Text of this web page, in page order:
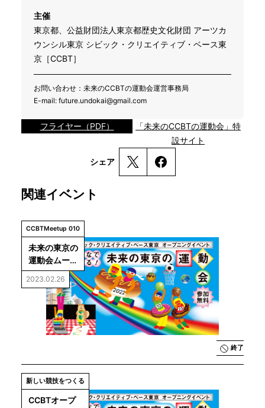
主催
東京都、公益財団法人東京都歴史文化財団 アーツカ
ウンシル東京 シビック・クリエイティブ・ベース東
京［CCBT］
お問い合わせ：未来のCCBTの運動会運営事務局
E-mail: future.undokai@gmail.com
フライヤー（PDF）
「未来のCCBTの運動会」特
設サイト
シェア
関連イベント
CCBTMeetup 010
未来の東京の
運動会ムー
ビー　完成披
露上映会
2023.02.26
終了
新しい競技をつくる
CCBTオープ